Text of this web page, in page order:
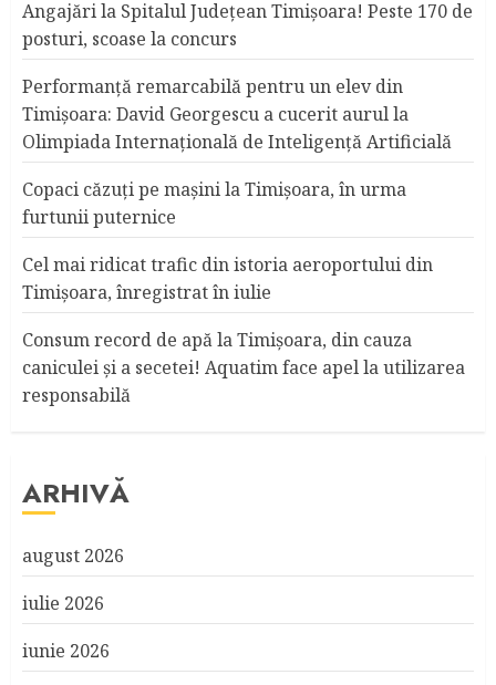
Angajări la Spitalul Judeţean Timişoara! Peste 170 de
posturi, scoase la concurs
Performanță remarcabilă pentru un elev din
Timișoara: David Georgescu a cucerit aurul la
Olimpiada Internațională de Inteligență Artificială
Copaci căzuţi pe maşini la Timişoara, în urma
furtunii puternice
Cel mai ridicat trafic din istoria aeroportului din
Timişoara, înregistrat în iulie
Consum record de apă la Timişoara, din cauza
caniculei şi a secetei! Aquatim face apel la utilizarea
responsabilă
ARHIVĂ
august 2026
iulie 2026
iunie 2026